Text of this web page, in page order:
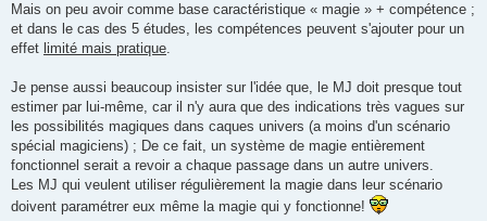
Mais on peu avoir comme base caractéristique « magie » + compétence ;
et dans le cas des 5 études, les compétences peuvent s'ajouter pour un
effet limité mais pratique.
Je pense aussi beaucoup insister sur l'idée que, le MJ doit presque tout
estimer par lui-même, car il n'y aura que des indications très vagues sur
les possibilités magiques dans caques univers (a moins d'un scénario
spécial magiciens) ; De ce fait, un système de magie entièrement
fonctionnel serait a revoir a chaque passage dans un autre univers.
Les MJ qui veulent utiliser régulièrement la magie dans leur scénario
doivent paramétrer eux même la magie qui y fonctionne!